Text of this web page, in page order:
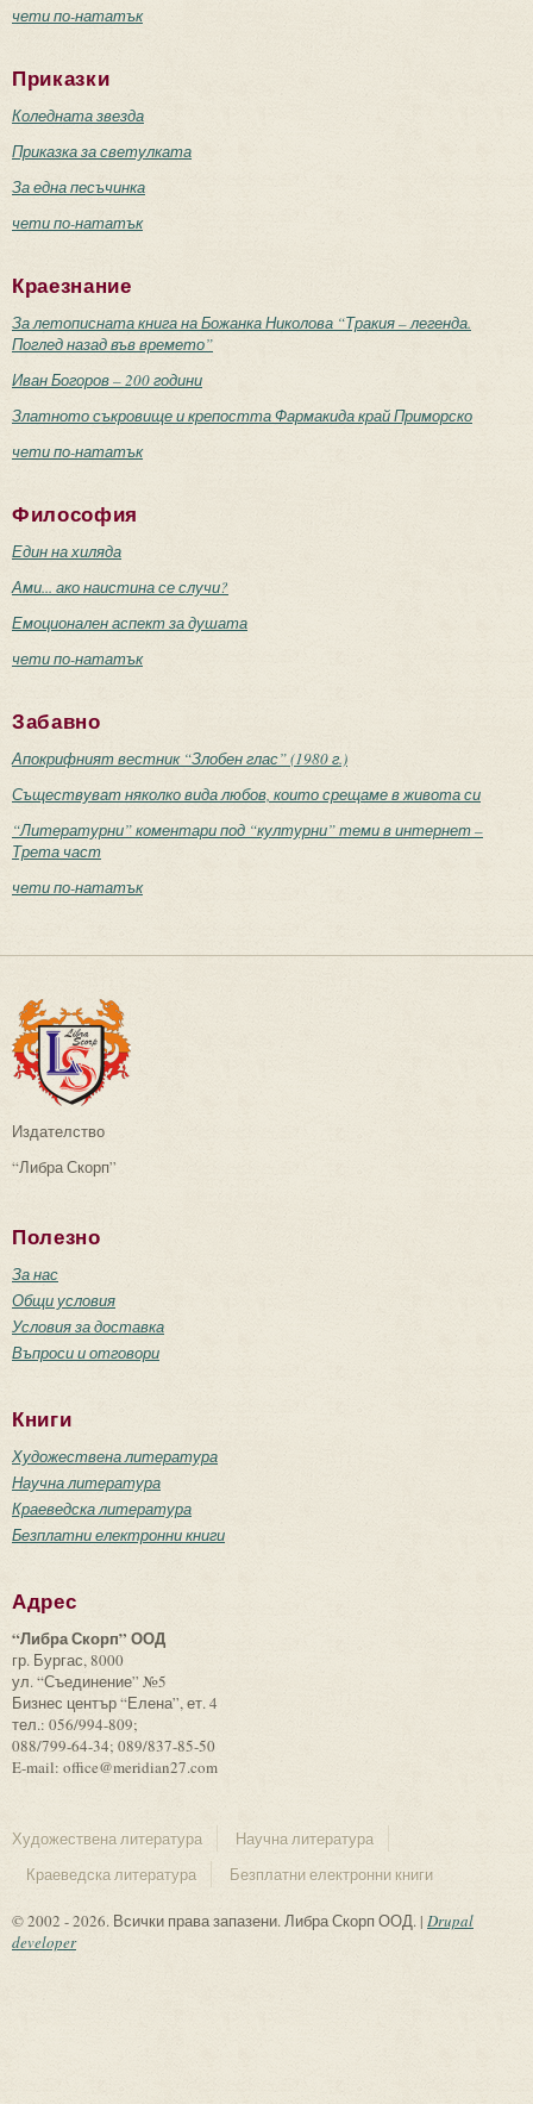
чети по-нататък
Приказки
Коледната звезда
Приказка за светулката
За една песъчинка
чети по-нататък
Краезнание
За летописната книга на Божанка Николова “Тракия – легенда.
Поглед назад във времето”
Иван Богоров – 200 години
Златното съкровище и крепостта Фармакида край Приморско
чети по-нататък
Философия
Един на хиляда
Ами... ако наистина се случи?
Емоционален аспект за душата
чети по-нататък
Забавно
Апокрифният вестник “Злобен глас” (1980 г.)
Съществуват няколко вида любов, които срещаме в живота си
“Литературни” коментари под “културни” теми в интернет –
Трета част
чети по-нататък
Издателство
“Либра Скорп”
Полезно
За нас
Общи условия
Условия за доставка
Въпроси и отговори
Книги
Художествена литература
Научна литература
Краеведска литература
Безплатни електронни книги
Адрес
“Либра Скорп” ООД
гр. Бургас, 8000
ул. “Съединение” №5
Бизнес център “Елена”, ет. 4
тел.: 056/994-809;
088/799-64-34; 089/837-85-50
E-mail: office@meridian27.com
Художествена литература
Научна литература
Краеведска литература
Безплатни електронни книги
© 2002 - 2026. Всички права запазени. Либра Скорп ООД. | Drupal
developer